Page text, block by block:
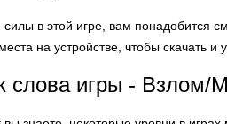
силы в этой игре, вам
на устройстве, чтобы скачать и
слова игры -